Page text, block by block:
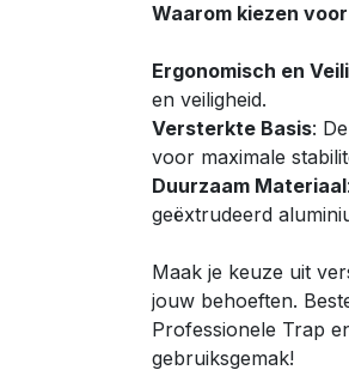
Waarom kiezen
Ergonomisch en
en veiligheid.
Versterkte Basis:
voor maximale
Duurzaam Materiaal
geëxtrudeerd
Maak je keuze uit
jouw behoeften.
Professionele Trap
gebruiksgemak!